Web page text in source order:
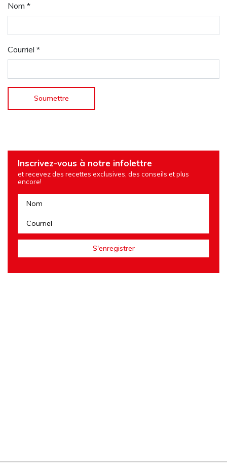
Nom *
Courriel *
Inscrivez-vous à notre infolettre
et recevez des recettes exclusives, des conseils et plus
encore!